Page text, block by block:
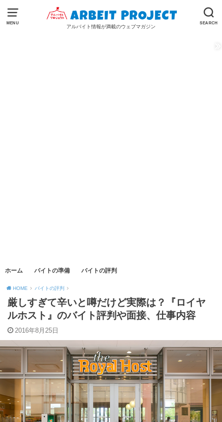
MENU SEARCH
アルバイト情報が満載のウェブマガジン
ホーム バイトの準備 バイトの評判
HOME バイトの評判
厳しすぎて辛いと噂だけど実際は？『ロイヤ
ルホスト』のバイト評判や面接、仕事内容
2016年8月25日